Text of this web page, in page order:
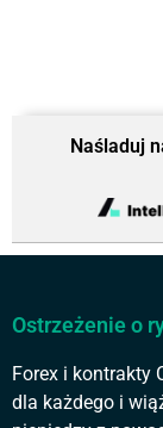
Naśladuj
Ostrzeżenie o
Forex i kontrakty
dla każdego i